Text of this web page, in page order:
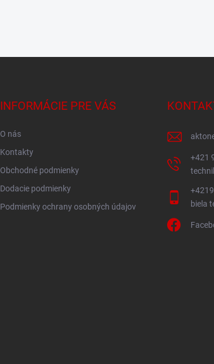
INFORMÁCIE PRE VÁS
O nás
Kontakty
Obchodné podmienky
Dodacie podmienky
Podmienky ochrany osobných údajov
+421
biela